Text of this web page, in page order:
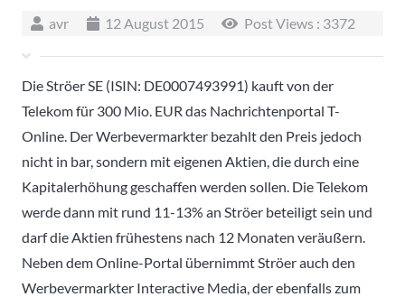
avr 12 August 2015 Post Views : 3372
Die Ströer SE (ISIN: DE0007493991) kauft von der
Telekom für 300 Mio. EUR das Nachrichtenportal T-
Online. Der Werbevermarkter bezahlt den Preis jedoch
nicht in bar, sondern mit eigenen Aktien, die durch eine
Kapitalerhöhung geschaffen werden sollen. Die Telekom
werde dann mit rund 11-13% an Ströer beteiligt sein und
darf die Aktien frühestens nach 12 Monaten veräußern.
Neben dem Online-Portal übernimmt Ströer auch den
Werbevermarkter Interactive Media, der ebenfalls zum